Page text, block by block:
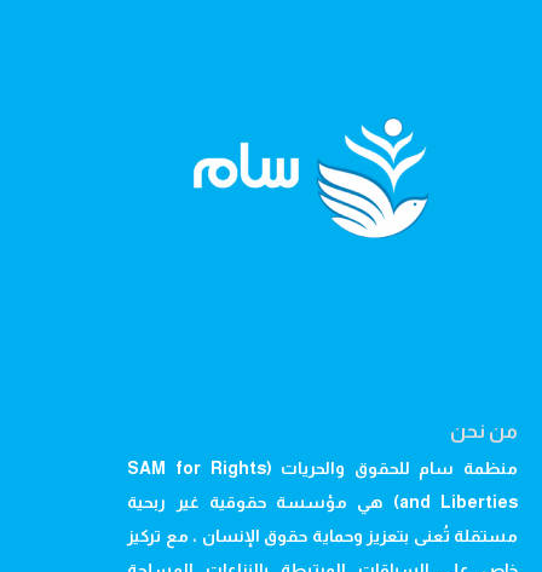
من نحن
منظمة سام للحقوق والحريات (SAM for Rights
and Liberties) هي مؤسسة حقوقية غير ربحية
مستقلة تُعنى بتعزيز وحماية حقوق الإنسان ، مع تركيز